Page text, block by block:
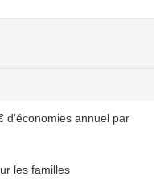
d'économies annuel par
les familles